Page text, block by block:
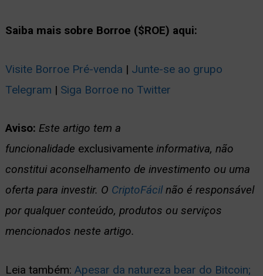
Saiba mais sobre Borroe ($ROE) aqui:
Visite Borroe Pré-venda | Junte-se ao grupo
Telegram | Siga Borroe no Twitter
Aviso: Este artigo tem a
funcionalidade exclusivamenteinformativa, não
constitui aconselhamento de investimento ou uma
oferta para investir. O CriptoFácilnão é responsável
por qualquer conteúdo, produtos ou serviços
mencionados neste artigo.
Leia também: Apesar da natureza bear do Bitcoin;